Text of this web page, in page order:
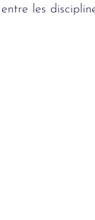
les